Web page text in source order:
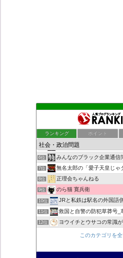
ランキング ポイント
もえるあじあ
死神タカ位置サナエのオイルショッ
恥を知れ、恥を
5位 ダリチョコ dalichoko
6位 みんなのブラック企業通信
7位 無名太郎の「愛子天皇じゃ
8位 正理会ちゃんねる
9位 のら猫 寛兵衛
10位 JRと私鉄は駅名の外国語併
11位 救国と自警の防犯草莽号_
12位 ヨウイチとウサコの常識
マイナンバー導入診断
このカテゴリを